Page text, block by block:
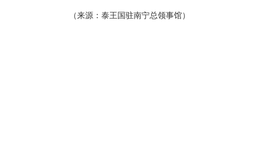
（来源：泰王国驻南宁总领事馆）